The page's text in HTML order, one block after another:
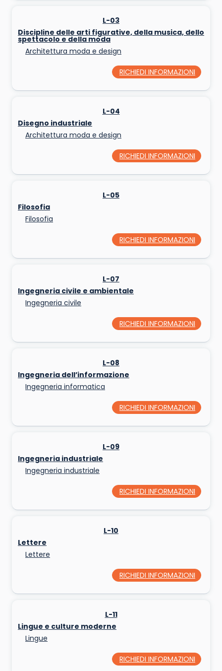
L-03
Discipline delle arti figurative, della musica, dello
spettacolo e della moda
Architettura moda e design
RICHIEDI INFORMAZIONI
L-04
Disegno industriale
Architettura moda e design
RICHIEDI INFORMAZIONI
L-05
Filosofia
Filosofia
RICHIEDI INFORMAZIONI
L-07
Ingegneria civile e ambientale
Ingegneria civile
RICHIEDI INFORMAZIONI
L-08
Ingegneria dell’informazione
Ingegneria informatica
RICHIEDI INFORMAZIONI
L-09
Ingegneria industriale
Ingegneria industriale
RICHIEDI INFORMAZIONI
L-10
Lettere
Lettere
RICHIEDI INFORMAZIONI
L-11
Lingue e culture moderne
Lingue
RICHIEDI INFORMAZIONI